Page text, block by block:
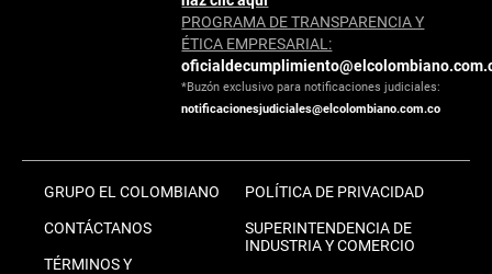
PROGRAMA DE TRANSPARENCIA Y
ÉTICA EMPRESARIAL:
*Buzón exclusivo para notificaciones judiciales:
notificacionesjudiciales@elcolombiano.com.co
GRUPO EL COLOMBIANO
CONTÁCTANOS
TÉRMINOS Y
POLÍTICA DE PRIVACIDAD
SUPERINTENDENCIA DE
INDUSTRIA Y COMERCIO